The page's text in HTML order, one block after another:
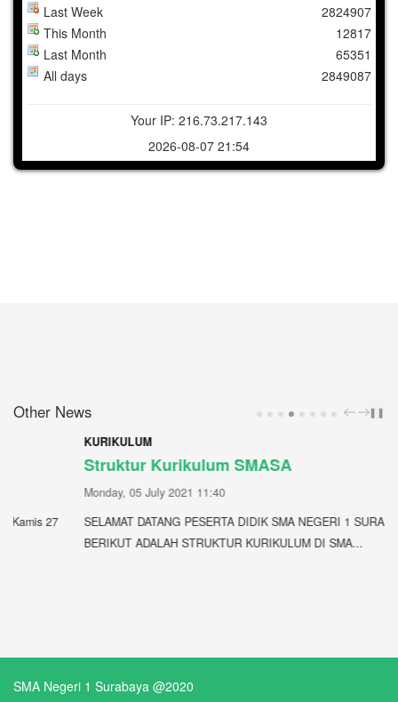
Last Week
This Month
Last Month
All days
2824907
12817
65351
2849087
Your IP: 216.73.217.143
2026-08-07 21:54
Other News PREVNEXT
❚❚
Struktur Kurikulum SMASA
Monday, 05 July 2021 11:40
SELAMAT DATANG PESERTA DIDIK SMA NEGERI 1 SURABAYA.
BERIKUT ADALAH STRUKTUR KURIKULUM DI SMA...
SMA Negeri 1 Surabaya @2020